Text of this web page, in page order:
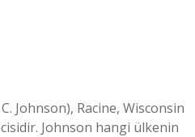
Johnson), Racine, Wisconsin
Johnson hangi ülkenin